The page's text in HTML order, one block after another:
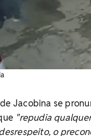
Jacobina se
"repudia
o